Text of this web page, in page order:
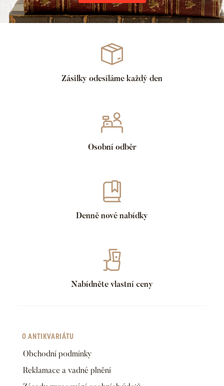
Zásilky odesíláme každý den
Osobní odběr
Denně nové nabídky
Nabídněte vlastní ceny
O ANTIKVARIÁTU
Obchodní podmínky
Reklamace a vadné plnění